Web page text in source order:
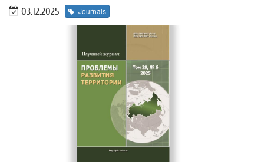
03.12.2025 Journals